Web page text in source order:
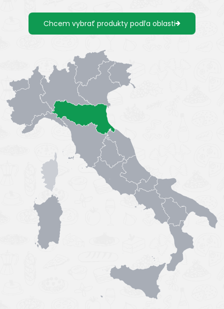
Chcem vybrať produkty podľa oblasti